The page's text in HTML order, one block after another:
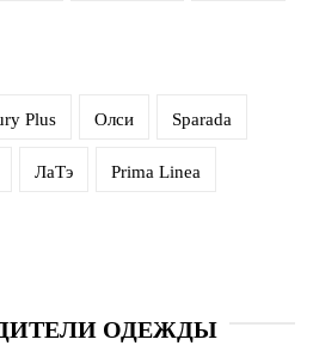
Plus Олси Sparada
ЛаТэ Prima Linea
ОДЕЖДЫ